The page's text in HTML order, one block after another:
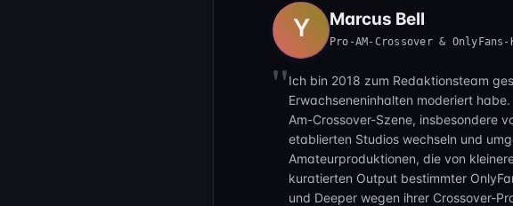
wirklich, wirklich wund!
Marcus Bell
Pro-AM-Crossover &
Ich bin 2018 zum Redaktionsteam
Erwachseneninhalten moderiert
Am-Crossover-Szene, insbesondere
etablierten Studios wechseln und
Amateurproduktionen, die von
kuratierten Output bestimmter
und Deeper wegen ihrer Crossover-